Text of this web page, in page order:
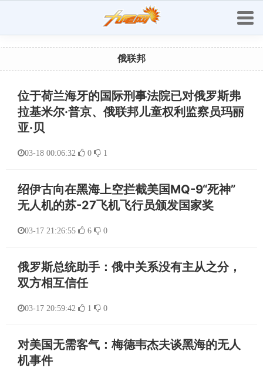
俄联邦
位于荷兰海牙的国际刑事法院已对俄罗斯弗
拉基米尔·普京、俄联邦儿童权利监察员玛丽
亚·贝
03-18 00:06:32 0 1
绍伊古向在黑海上空拦截美国MQ-9“死神”
无人机的苏-27飞机飞行员颁发国家奖
03-17 21:26:55 6 0
俄罗斯总统助手：俄中关系没有主从之分，
双方相互信任
03-17 20:59:42 1 0
对美国无需客气：梅德韦杰夫谈黑海的无人
机事件